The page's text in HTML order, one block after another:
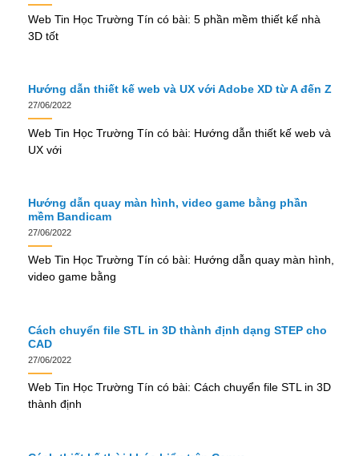
Web Tin Học Trường Tín có bài: 5 phần mềm thiết kế nhà
3D tốt
Hướng dẫn thiết kế web và UX với Adobe XD từ A đến Z
27/06/2022
Web Tin Học Trường Tín có bài: Hướng dẫn thiết kế web và
UX với
Hướng dẫn quay màn hình, video game bằng phần
mềm Bandicam
27/06/2022
Web Tin Học Trường Tín có bài: Hướng dẫn quay màn hình,
video game bằng
Cách chuyển file STL in 3D thành định dạng STEP cho
CAD
27/06/2022
Web Tin Học Trường Tín có bài: Cách chuyển file STL in 3D
thành định